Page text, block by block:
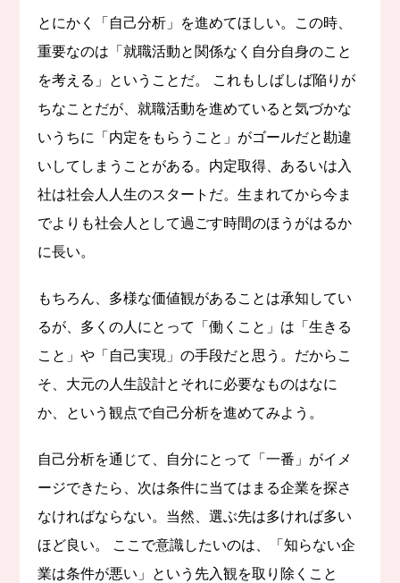
とにかく「自己分析」を進めてほしい。この時、
重要なのは「就職活動と関係なく自分自身のこと
を考える」ということだ。 これもしばしば陥りが
ちなことだが、就職活動を進めていると気づかな
いうちに「内定をもらうこと」がゴールだと勘違
いしてしまうことがある。内定取得、あるいは入
社は社会人人生のスタートだ。生まれてから今ま
でよりも社会人として過ごす時間のほうがはるか
に長い。
もちろん、多様な価値観があることは承知してい
るが、多くの人にとって「働くこと」は「生きる
こと」や「自己実現」の手段だと思う。だからこ
そ、大元の人生設計とそれに必要なものはなに
か、という観点で自己分析を進めてみよう。
自己分析を通じて、自分にとって「一番」がイメ
ージできたら、次は条件に当てはまる企業を探さ
なければならない。当然、選ぶ先は多ければ多い
ほど良い。 ここで意識したいのは、「知らない企
業は条件が悪い」という先入観を取り除くこと